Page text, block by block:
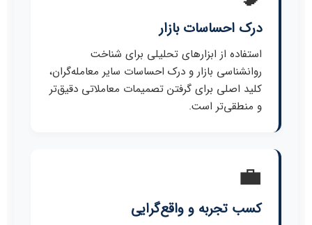
درک احساسات بازار
استفاده از ابزارهای تحلیلی برای شناخت
روانشناسی بازار و درک احساسات سایر معامله‌گران،
کلید اصلی برای گرفتن تصمیمات معاملاتی دقیق‌تر
و منطقی‌تر است.
💼
کسب تجربه و واقع‌گرایی